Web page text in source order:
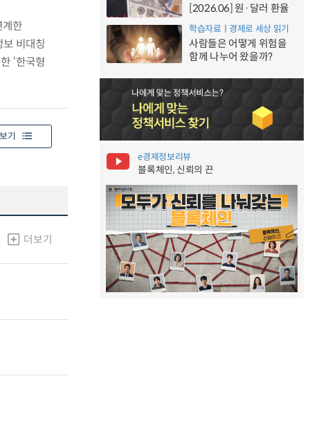
한
비대칭
‘한국형
기
더보기
[2026.06] 원·달러 환율
학습자료ㅣ경제로 세상 읽기
사람들은 어떻게 위험을
함께 나누어 왔을까?
e경제정보리뷰
블록체인, 신뢰의 끈